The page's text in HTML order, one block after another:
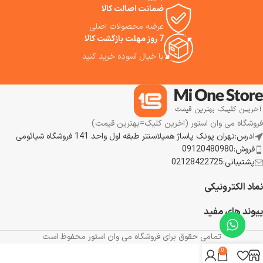
را به ما توصیه می‌کنیم.ضمانت اصالت کالا
عرضه محصولات اصلی
7 روز مهلت بازگشت کالا
با خیال آسوده خرید کنید
فروشگاه می وان استور (اخرین کلیک=بهترین قیمت)
ادرس:تهران پونک پاساژ همیلاسنتر طبقه اول واحد 141 فروشگاه شیائومی
فروش:09120480980
پشتیبانی:02128422725
نماد الکترونیکی
پیوند های مفید
تمامی حقوق برای فروشگاه می وان استور محفوظ است
0